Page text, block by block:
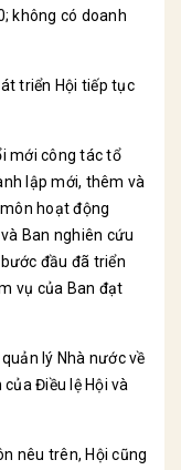
không có doanh
triển Hội tiếp tục
công tác tổ
lập mới, thêm và
hoạt động
Ban nghiên cứu
đầu đã triển
vụ của Ban đạt
lý Nhà nước về
Điều lệ Hội và
trên, Hội cũng